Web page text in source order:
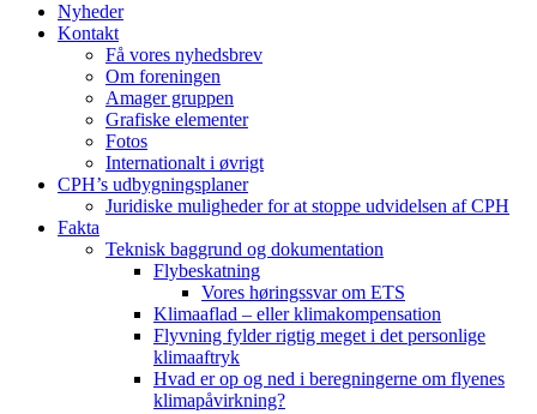
Nyheder
Kontakt
Få vores nyhedsbrev
Om foreningen
Amager gruppen
Grafiske elementer
Fotos
Internationalt i øvrigt
CPH’s udbygningsplaner
Juridiske muligheder for at stoppe udvidelsen af CPH
Fakta
Teknisk baggrund og dokumentation
Flybeskatning
Vores høringssvar om ETS
Klimaaflad – eller klimakompensation
Flyvning fylder rigtig meget i det personlige
klimaaftryk
Hvad er op og ned i beregningerne om flyenes
klimapåvirkning?